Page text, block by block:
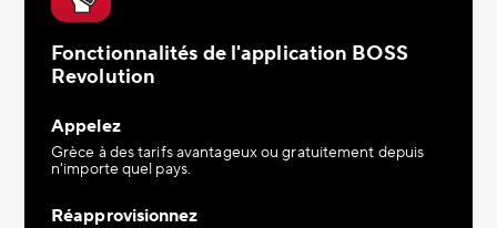
Fonctionnalités de l'application BOSS
Revolution
Appelez
Grèce à des tarifs avantageux ou gratuitement depuis
n'importe quel pays.
Réapprovisionnez